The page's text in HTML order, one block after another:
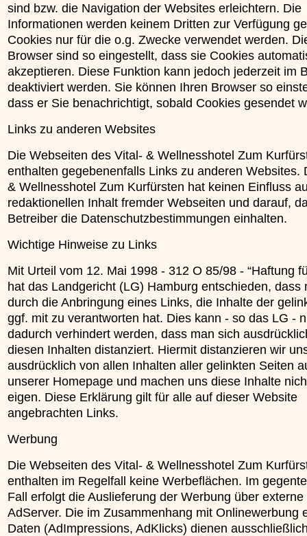
sind bzw. die Navigation der Websites erleichtern. Die
Informationen werden keinem Dritten zur Verfügung
Cookies nur für die o.g. Zwecke verwendet werden.
Browser sind so eingestellt, dass sie Cookies
akzeptieren. Diese Funktion kann jedoch jederzeit im
deaktiviert werden. Sie können Ihren Browser so
dass er Sie benachrichtigt, sobald Cookies gesendet
Links zu anderen Websites
Die Webseiten des Vital- & Wellnesshotel Zum
enthalten gegebenenfalls Links zu anderen Websites.
& Wellnesshotel Zum Kurfürsten hat keinen Einfluss
redaktionellen Inhalt fremder Webseiten und darauf,
Betreiber die Datenschutzbestimmungen einhalten.
Wichtige Hinweise zu Links
Mit Urteil vom 12. Mai 1998 - 312 O 85/98 - “Haftung
hat das Landgericht (LG) Hamburg entschieden, dass
durch die Anbringung eines Links, die Inhalte der
ggf. mit zu verantworten hat. Dies kann - so das LG -
dadurch verhindert werden, dass man sich
diesen Inhalten distanziert. Hiermit distanzieren wir
ausdrücklich von allen Inhalten aller gelinkten Seiten
unserer Homepage und machen uns diese Inhalte
eigen. Diese Erklärung gilt für alle auf dieser Website
angebrachten Links.
Werbung
Die Webseiten des Vital- & Wellnesshotel Zum
enthalten im Regelfall keine Werbeflächen. Im
Fall erfolgt die Auslieferung der Werbung über externe
AdServer. Die im Zusammenhang mit Onlinewerbung
Daten (AdImpressions, AdKlicks) dienen